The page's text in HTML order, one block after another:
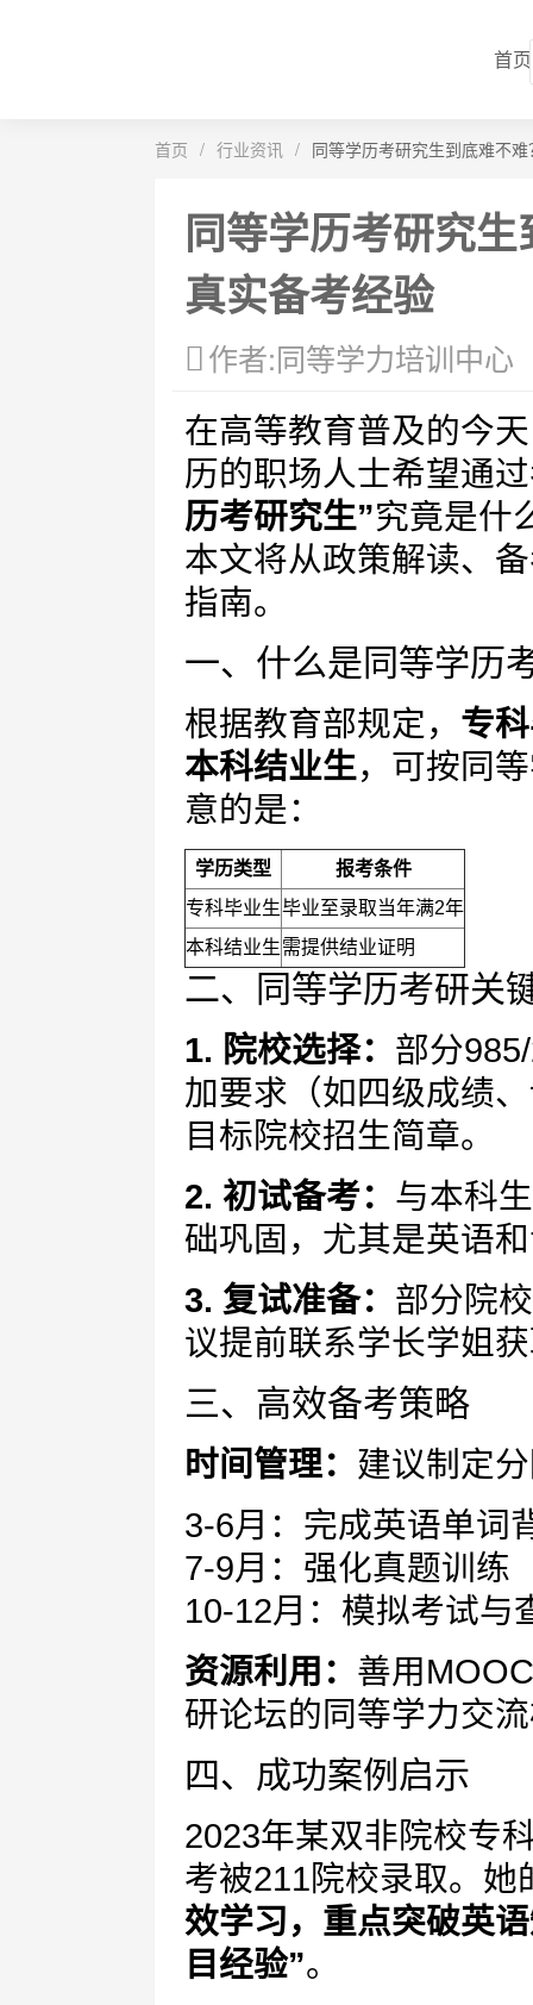
首页
首页 / 行业资讯 / 同等学历考研究生到底难不
同等学历考研究
真实备考经验
作者:同等学力培训中心
在高等教育普及的今
历的职场人士希望通
历考研究生”究竟是什
本文将从政策解读、
指南。
一、什么是同等学历
根据教育部规定， 专
本科结业生，可按同
意的是：
学历类型
报考条件
专科毕业生毕业至录取当年满2年
本科结业生需提供结业证明
二、同等学历考研关
1. 院校选择： 部分
加要求（如四级成绩
目标院校招生简章。
2. 初试备考： 与本科
础巩固，尤其是英语
3. 复试准备： 部分院
议提前联系学长学姐
三、高效备考策略
时间管理： 建议制定
3-6月：完成英语单词
7-9月：强化真题训练
10-12月：模拟考试与
资源利用： 善用
研论坛的同等学力交
四、成功案例启示
2023年某双非院校专
考被211院校录取。她
效学习，重点突破英
目经验”。